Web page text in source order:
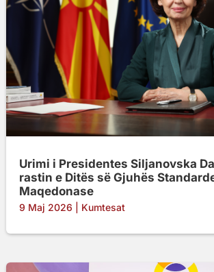
Urimi i Presidentes Siljanovska
rastin e Ditës së Gjuhës
Maqedonase
9 Maj 2026 Kumtesat